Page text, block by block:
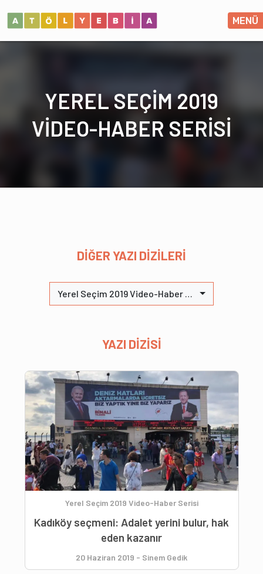
MENÜ
YEREL SEÇİM 2019
VİDEO-HABER SERİSİ
DİĞER YAZI DİZİLERİ
Yerel Seçim 2019 Video-Haber Serisi
YAZI DİZİSİ
Yerel Seçim 2019 Video-Haber Serisi
Kadıköy seçmeni: Adalet yerini bulur, hak
eden kazanır
20 Haziran 2019 - Sinem Gedik